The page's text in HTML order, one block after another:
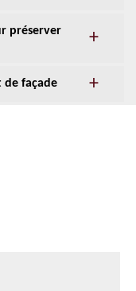
préserver
de façade